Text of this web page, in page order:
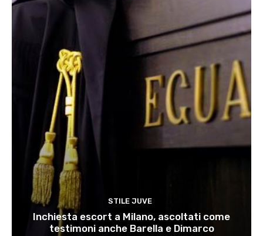
STILE JUVE
Inchiesta escort a Milano, ascoltati come
testimoni anche Barella e Dimarco